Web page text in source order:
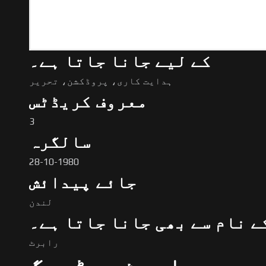
کے لیے جانا جاتا ہے۔
ہدایت کاری، پروڈکشن، تحریر
معروف کریڈٹس
3
سالگرہ
28-10-1980
جائے پیدائش
لندن
نام سے بھی جانا جاتا ہے۔
رابرٹ